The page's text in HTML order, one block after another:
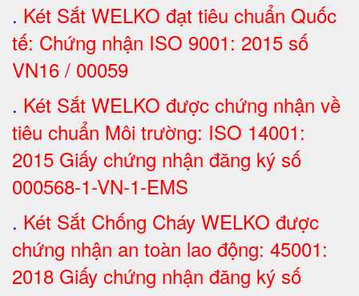
. Két Sắt WELKO đạt tiêu chuẩn Quốc
tế: Chứng nhận ISO 9001: 2015 số
VN16 / 00059
. Két Sắt WELKO được chứng nhận về
tiêu chuẩn Môi trường: ISO 14001:
2015 Giấy chứng nhận đăng ký số
000568-1-VN-1-EMS
. Két Sắt Chống Cháy WELKO được
chứng nhận an toàn lao động: 45001:
2018 Giấy chứng nhận đăng ký số